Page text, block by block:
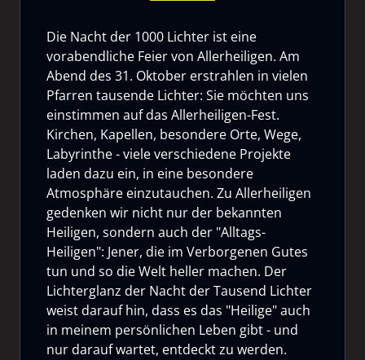
Die Nacht der 1000 Lichter ist eine
vorabendliche Feier von Allerheiligen. Am
Abend des 31. Oktober erstrahlen in vielen
Pfarren tausende Lichter: Sie möchten uns
einstimmen auf das Allerheiligen-Fest.
Kirchen, Kapellen, besondere Orte, Wege,
Labyrinthe - viele verschiedene Projekte
laden dazu ein, in eine besondere
Atmosphäre einzutauchen. Zu Allerheiligen
gedenken wir nicht nur der bekannten
Heiligen, sondern auch der "Alltags-
Heiligen": Jener, die im Verborgenen Gutes
tun und so die Welt heller machen. Der
Lichterglanz der Nacht der Tausend Lichter
weist darauf hin, dass es das "Heilige" auch
in meinem persönlichen Leben gibt - und
nur darauf wartet, entdeckt zu werden.